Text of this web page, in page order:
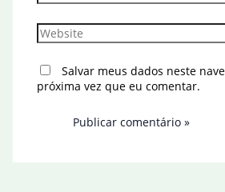
Website
Salvar meus dados neste
próxima vez que eu comentar.